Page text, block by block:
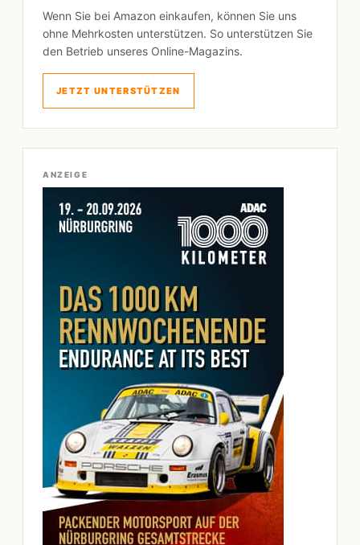
Wenn Sie bei Amazon einkaufen, können Sie uns
ohne Mehrkosten unterstützen. So unterstützen Sie
den Betrieb unseres Online-Magazins.
JETZT UNTERSTÜTZEN
ANZEIGE